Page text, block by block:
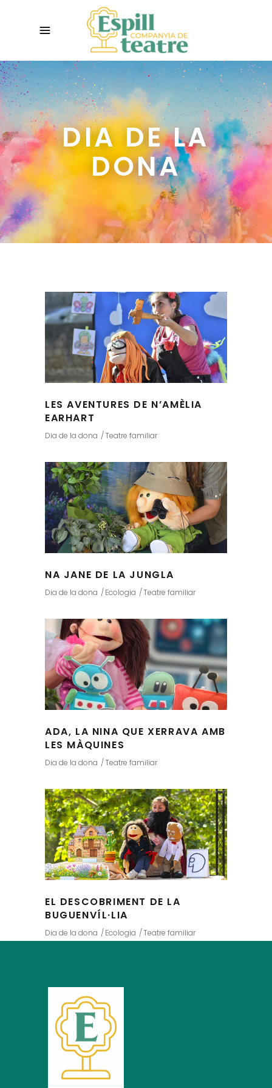
DIA DE LA
DONA
LES AVENTURES DE N’AMÈLIA
EARHART
Dia de la dona Teatre familiar
NA JANE DE LA JUNGLA
Dia de la dona Ecologia Teatre familiar
ADA, LA NINA QUE XERRAVA AMB
LES MÀQUINES
Dia de la dona Teatre familiar
EL DESCOBRIMENT DE LA
BUGUENVÍL·LIA
Dia de la dona Ecologia Teatre familiar